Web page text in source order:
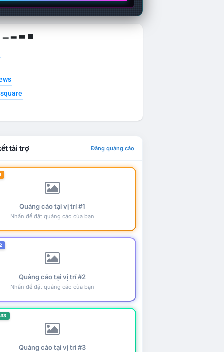
▁ ▂ ▃ ▄
tài trợ Đăng quảng cáo
Quảng cáo tại vị trí #1
Nhấn để đặt quảng cáo của bạn
Quảng cáo tại vị trí #2
Nhấn để đặt quảng cáo của bạn
Quảng cáo tại vị trí #3